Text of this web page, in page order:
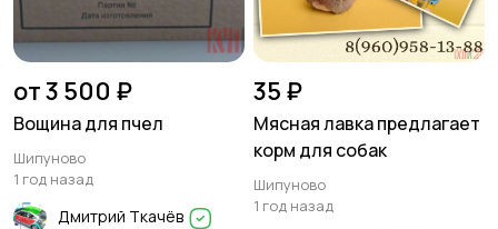
от 3 500 ₽
Вощина для пчел
Шипуново
1 год назад
Дмитрий Ткачёв
35 ₽
Мясная лавка предлагает
корм для собак
Шипуново
1 год назад